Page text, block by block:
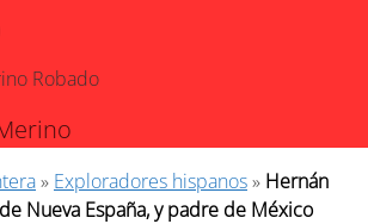
Robado
» Exploradores hispanos» Hernán
Nueva España, y padre de México